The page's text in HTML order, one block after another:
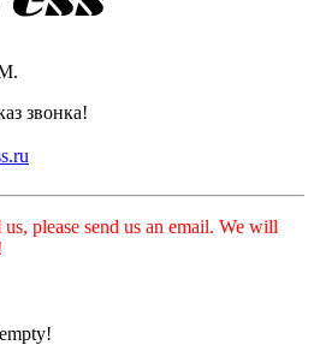
звонка!
please send us an email. We will